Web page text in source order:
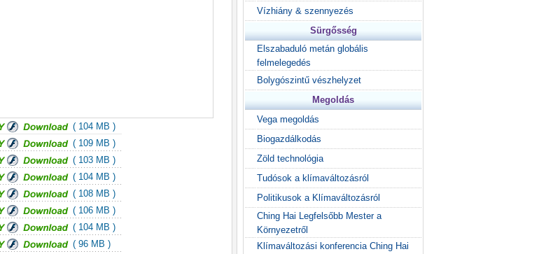
( 104 MB )
( 109 MB )
( 103 MB )
( 104 MB )
( 108 MB )
( 106 MB )
( 104 MB )
( 96 MB )
Vízhiány & szennyezés
Sürgősség
Elszabaduló metán globális
felmelegedés
Bolygószintű vészhelyzet
Megoldás
Vega megoldás
Biogazdálkodás
Zöld technológia
Tudósok a klímaváltozásról
Politikusok a Klímaváltozásról
Ching Hai Legfelsőbb Mester a
Környezetről
Klímaváltozási konferencia Ching Hai